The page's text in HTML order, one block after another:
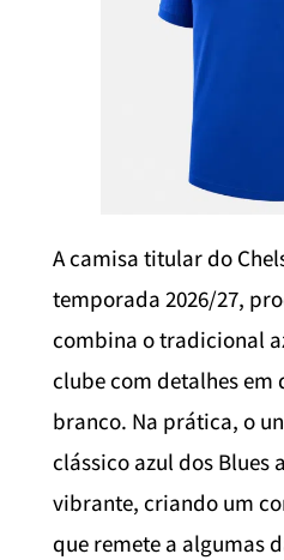
A camisa titular do
temporada 2026/27,
combina o tradicional
clube com detalhes em
branco. Na prática, o
clássico azul dos Blues
vibrante, criando um
que remete a algumas